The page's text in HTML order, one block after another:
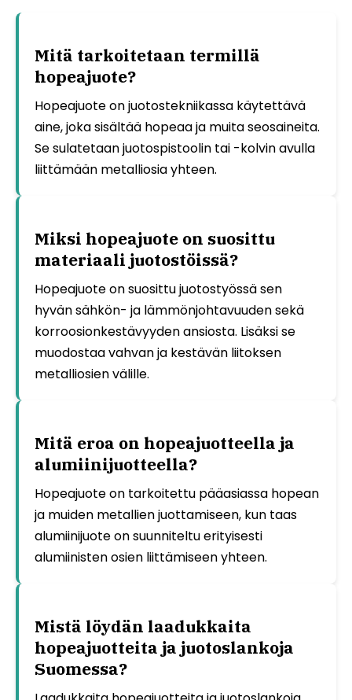
Mitä tarkoitetaan termillä
hopeajuote?
Hopeajuote on juotostekniikassa käytettävä
aine, joka sisältää hopeaa ja muita seosaineita.
Se sulatetaan juotospistoolin tai -kolvin avulla
liittämään metalliosia yhteen.
Miksi hopeajuote on suosittu
materiaali juotostöissä?
Hopeajuote on suosittu juotostyössä sen
hyvän sähkön- ja lämmönjohtavuuden sekä
korroosionkestävyyden ansiosta. Lisäksi se
muodostaa vahvan ja kestävän liitoksen
metalliosien välille.
Mitä eroa on hopeajuotteella ja
alumiinijuotteella?
Hopeajuote on tarkoitettu pääasiassa hopean
ja muiden metallien juottamiseen, kun taas
alumiinijuote on suunniteltu erityisesti
alumiinisten osien liittämiseen yhteen.
Mistä löydän laadukkaita
hopeajuotteita ja juotoslankoja
Suomessa?